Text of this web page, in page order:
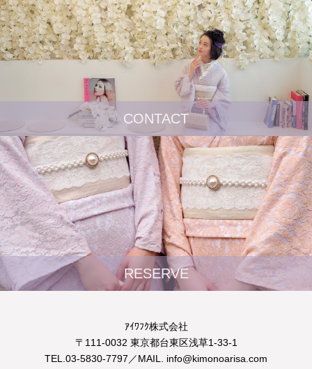
CONTACT
RESERVE
ｱｲﾜﾌｸ株式会社
〒111-0032 東京都台東区浅草1-33-1
TEL.03-5830-7797／MAIL. info@kimonoarisa.com